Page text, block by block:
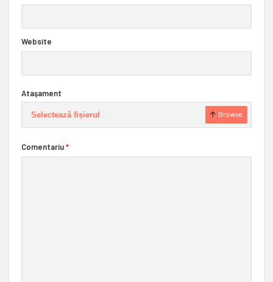
Website
Ataşament
Selectează fișierul Browse
Comentariu*